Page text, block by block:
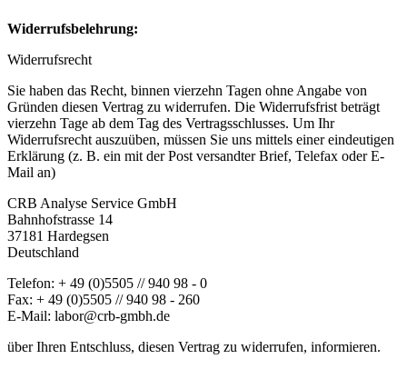
Widerrufsbelehrung:
Widerrufsrecht
Sie haben das Recht, binnen vierzehn Tagen ohne Angabe von
Gründen diesen Vertrag zu widerrufen. Die Widerrufsfrist beträgt
vierzehn Tage ab dem Tag des Vertragsschlusses. Um Ihr
Widerrufsrecht auszuüben, müssen Sie uns mittels einer eindeutigen
Erklärung (z. B. ein mit der Post versandter Brief, Telefax oder E-
Mail an)
CRB Analyse Service GmbH
Bahnhofstrasse 14
37181 Hardegsen
Deutschland
Telefon: + 49 (0)5505 // 940 98 - 0
Fax: + 49 (0)5505 // 940 98 - 260
E-Mail: labor@crb-gmbh.de
über Ihren Entschluss, diesen Vertrag zu widerrufen, informieren.